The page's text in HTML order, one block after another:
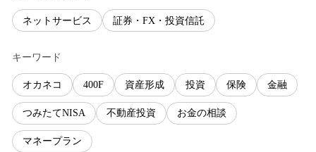
ネットサービス 証券・FX・投資信託
キーワード
オカネコ 400F 資産形成 投資 保険 金融
つみたてNISA 不動産投資 お金の相談
マネープラン